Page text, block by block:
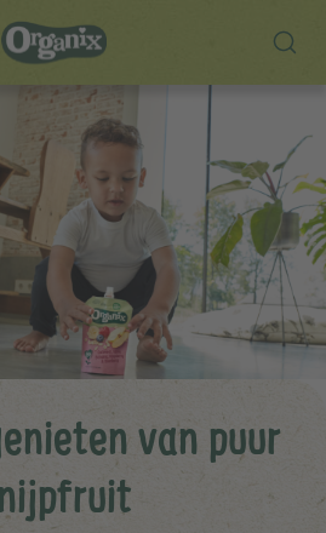
van puur